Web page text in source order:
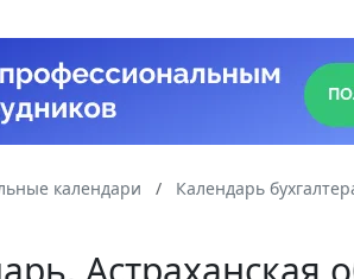
календари Календарь